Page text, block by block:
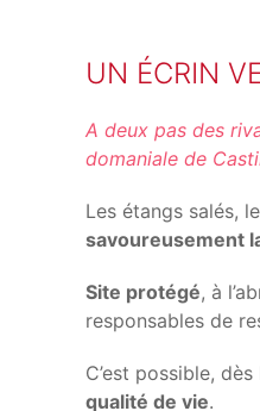
UN ÉCRIN
A deux pas des
domaniale de
Les étangs salés,
savoureusement
Site protégé, à
responsables de
C’est possible,
qualité de vie.